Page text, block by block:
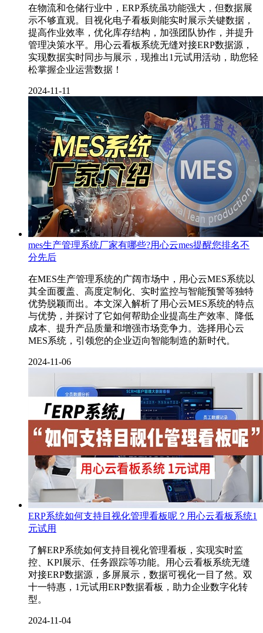
在物流和仓储行业中，ERP系统虽功能强大，但数据展
示不够直观。目视化电子看板则能实时展示关键数据，
提高作业效率，优化库存结构，加强团队协作，并提升
管理决策水平。用心云看板系统无缝对接ERP数据源，
实现数据实时同步与展示，现推出1元试用活动，助您轻
松掌握企业运营数据！
2024-11-11
mes生产管理系统厂家有哪些?用心云mes提醒您排名不
分先后
在MES生产管理系统的广阔市场中，用心云MES系统以
其全面覆盖、高度定制化、实时监控与智能预警等独特
优势脱颖而出。本文深入解析了用心云MES系统的特点
与优势，并探讨了它如何帮助企业提高生产效率、降低
成本、提升产品质量和增强市场竞争力。选择用心云
MES系统，引领您的企业迈向智能制造的新时代。
2024-11-06
ERP系统如何支持目视化管理看板呢？用心云看板系统1
元试用
了解ERP系统如何支持目视化管理看板，实现实时监
控、KPI展示、任务跟踪等功能。用心云看板系统无缝
对接ERP数据源，多屏展示，数据可视化一目了然。双
十一特惠，1元试用ERP数据看板，助力企业数字化转
型。
2024-11-04